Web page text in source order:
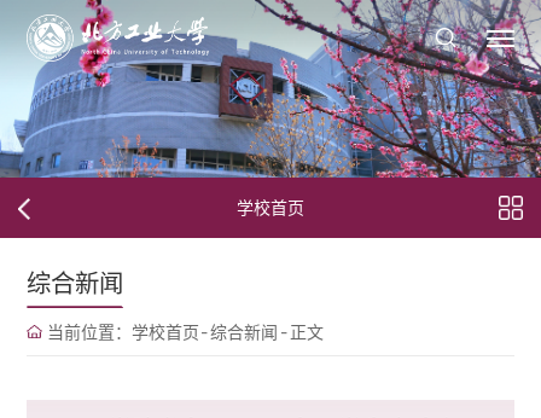
学校首页
综合新闻
当前位置： 学校首页-综合新闻 -正文